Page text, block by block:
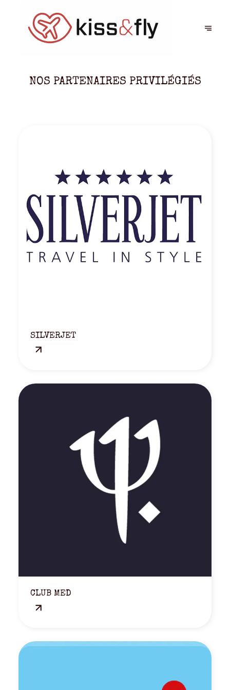
NOS PARTENAIRES PRIVILÉGIÉS
SILVERJET
CLUB MED